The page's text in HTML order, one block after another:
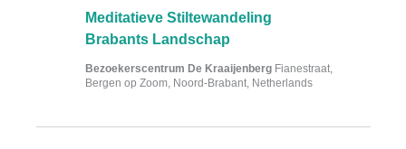
Meditatieve Stiltewandeling
Brabants Landschap
Bezoekerscentrum De Kraaijenberg Fianestraat,
Bergen op Zoom, Noord-Brabant, Netherlands